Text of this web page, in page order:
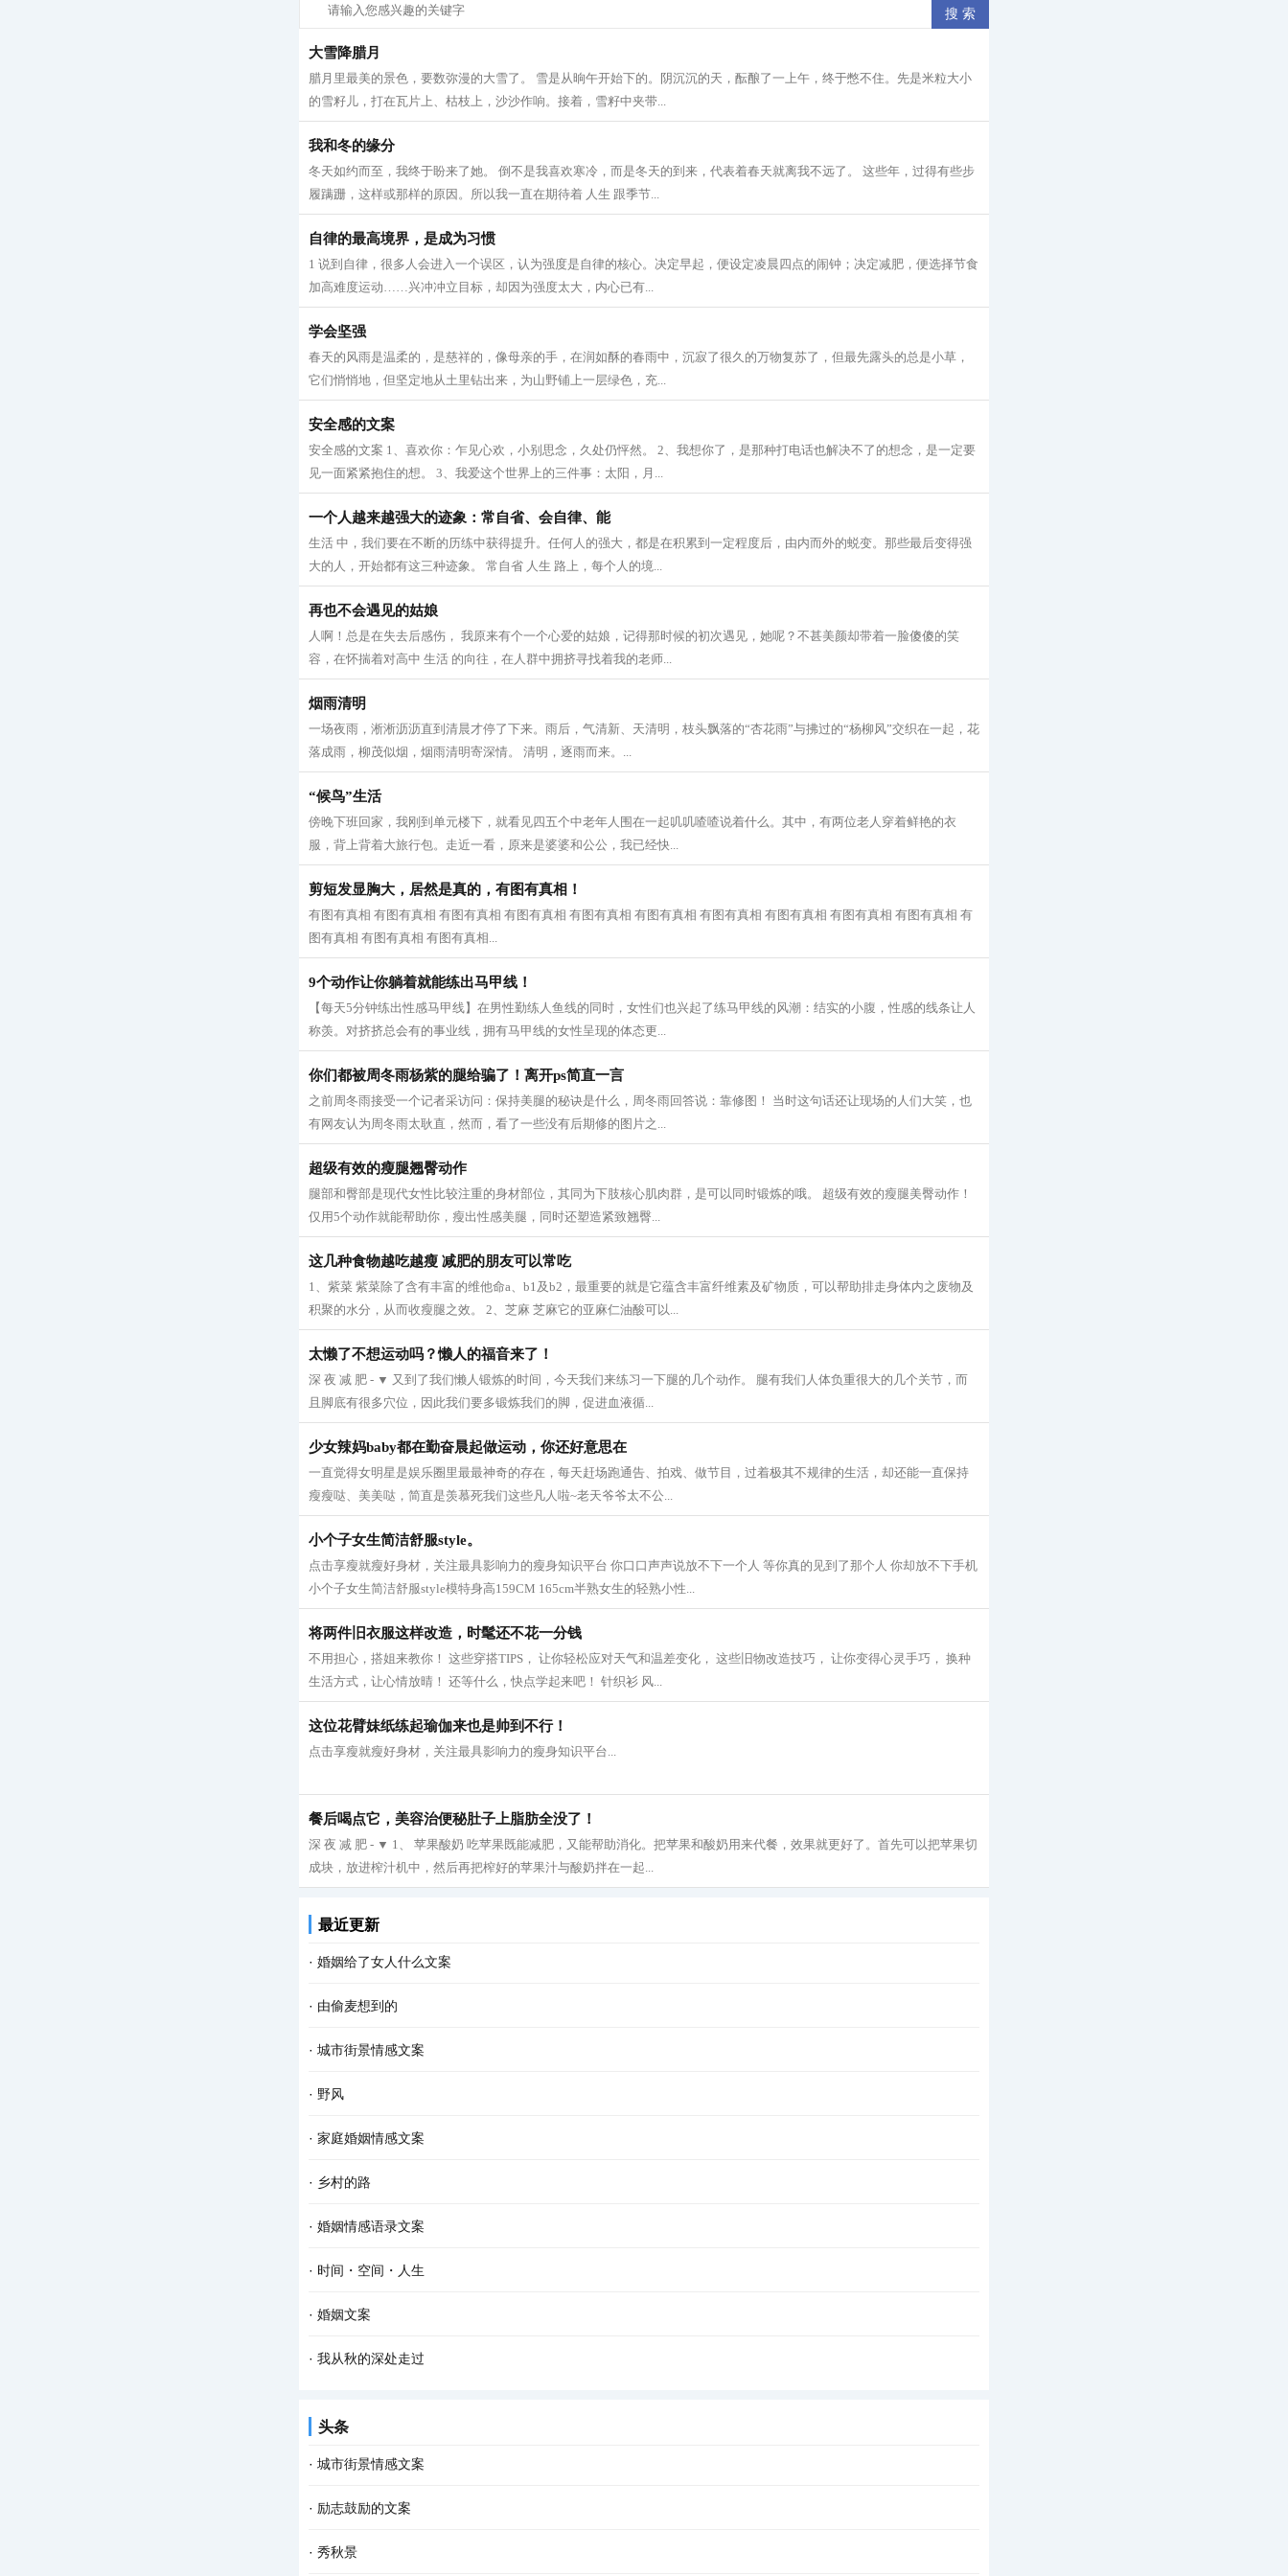
大雪降腊月
腊月里最美的景色，要数弥漫的大雪了。 雪是从晌午开始下的。阴沉沉的天，酝酿了一上午，终于憋不住。先是米粒大小
的雪籽儿，打在瓦片上、枯枝上，沙沙作响。接着，雪籽中夹带...
我和冬的缘分
冬天如约而至，我终于盼来了她。 倒不是我喜欢寒冷，而是冬天的到来，代表着春天就离我不远了。 这些年，过得有些步
履蹒跚，这样或那样的原因。所以我一直在期待着 人生 跟季节...
自律的最高境界，是成为习惯
1 说到自律，很多人会进入一个误区，认为强度是自律的核心。决定早起，便设定凌晨四点的闹钟；决定减肥，便选择节食
加高难度运动……兴冲冲立目标，却因为强度太大，内心已有...
学会坚强
春天的风雨是温柔的，是慈祥的，像母亲的手，在润如酥的春雨中，沉寂了很久的万物复苏了，但最先露头的总是小草，
它们悄悄地，但坚定地从土里钻出来，为山野铺上一层绿色，充...
安全感的文案
安全感的文案 1、喜欢你：乍见心欢，小别思念，久处仍怦然。 2、我想你了，是那种打电话也解决不了的想念，是一定要
见一面紧紧抱住的想。 3、我爱这个世界上的三件事：太阳，月...
一个人越来越强大的迹象：常自省、会自律、能
生活 中，我们要在不断的历练中获得提升。任何人的强大，都是在积累到一定程度后，由内而外的蜕变。那些最后变得强
大的人，开始都有这三种迹象。 常自省 人生 路上，每个人的境...
再也不会遇见的姑娘
人啊！总是在失去后感伤， 我原来有个一个心爱的姑娘，记得那时候的初次遇见，她呢？不甚美颜却带着一脸傻傻的笑
容，在怀揣着对高中 生活 的向往，在人群中拥挤寻找着我的老师...
烟雨清明
一场夜雨，淅淅沥沥直到清晨才停了下来。雨后，气清新、天清明，枝头飘落的“杏花雨”与拂过的“杨柳风”交织在一起，花
落成雨，柳茂似烟，烟雨清明寄深情。 清明，逐雨而来。...
“候鸟”生活
傍晚下班回家，我刚到单元楼下，就看见四五个中老年人围在一起叽叽喳喳说着什么。其中，有两位老人穿着鲜艳的衣
服，背上背着大旅行包。走近一看，原来是婆婆和公公，我已经快...
剪短发显胸大，居然是真的，有图有真相！
有图有真相 有图有真相 有图有真相 有图有真相 有图有真相 有图有真相 有图有真相 有图有真相 有图有真相 有图有真相 有
图有真相 有图有真相 有图有真相...
9个动作让你躺着就能练出马甲线！
【每天5分钟练出性感马甲线】在男性勤练人鱼线的同时，女性们也兴起了练马甲线的风潮：结实的小腹，性感的线条让人
称羡。对挤挤总会有的事业线，拥有马甲线的女性呈现的体态更...
你们都被周冬雨杨紫的腿给骗了！离开ps简直一言
之前周冬雨接受一个记者采访问：保持美腿的秘诀是什么，周冬雨回答说：靠修图！ 当时这句话还让现场的人们大笑，也
有网友认为周冬雨太耿直，然而，看了一些没有后期修的图片之...
超级有效的瘦腿翘臀动作
腿部和臀部是现代女性比较注重的身材部位，其同为下肢核心肌肉群，是可以同时锻炼的哦。 超级有效的瘦腿美臀动作！
仅用5个动作就能帮助你，瘦出性感美腿，同时还塑造紧致翘臀...
这几种食物越吃越瘦 减肥的朋友可以常吃
1、紫菜 紫菜除了含有丰富的维他命a、b1及b2，最重要的就是它蕴含丰富纤维素及矿物质，可以帮助排走身体内之废物及
积聚的水分，从而收瘦腿之效。 2、芝麻 芝麻它的亚麻仁油酸可以...
太懒了不想运动吗？懒人的福音来了！
深 夜 减 肥 - ▼ 又到了我们懒人锻炼的时间，今天我们来练习一下腿的几个动作。 腿有我们人体负重很大的几个关节，而
且脚底有很多穴位，因此我们要多锻炼我们的脚，促进血液循...
少女辣妈baby都在勤奋晨起做运动，你还好意思在
一直觉得女明星是娱乐圈里最最神奇的存在，每天赶场跑通告、拍戏、做节目，过着极其不规律的生活，却还能一直保持
瘦瘦哒、美美哒，简直是羡慕死我们这些凡人啦~老天爷爷太不公...
小个子女生简洁舒服style。
点击享瘦就瘦好身材，关注最具影响力的瘦身知识平台 你口口声声说放不下一个人 等你真的见到了那个人 你却放不下手机
小个子女生简洁舒服style模特身高159CM 165cm半熟女生的轻熟小性...
将两件旧衣服这样改造，时髦还不花一分钱
不用担心，搭姐来教你！ 这些穿搭TIPS， 让你轻松应对天气和温差变化， 这些旧物改造技巧， 让你变得心灵手巧， 换种
生活方式，让心情放晴！ 还等什么，快点学起来吧！ 针织衫 风...
这位花臂妹纸练起瑜伽来也是帅到不行！
点击享瘦就瘦好身材，关注最具影响力的瘦身知识平台...
餐后喝点它，美容治便秘肚子上脂肪全没了！
深 夜 减 肥 - ▼ 1、 苹果酸奶 吃苹果既能减肥，又能帮助消化。把苹果和酸奶用来代餐，效果就更好了。首先可以把苹果切
成块，放进榨汁机中，然后再把榨好的苹果汁与酸奶拌在一起...
最近更新
· 婚姻给了女人什么文案
· 由偷麦想到的
· 城市街景情感文案
· 野风
· 家庭婚姻情感文案
· 乡村的路
· 婚姻情感语录文案
· 时间・空间・人生
· 婚姻文案
· 我从秋的深处走过
头条
· 城市街景情感文案
· 励志鼓励的文案
· 秀秋景